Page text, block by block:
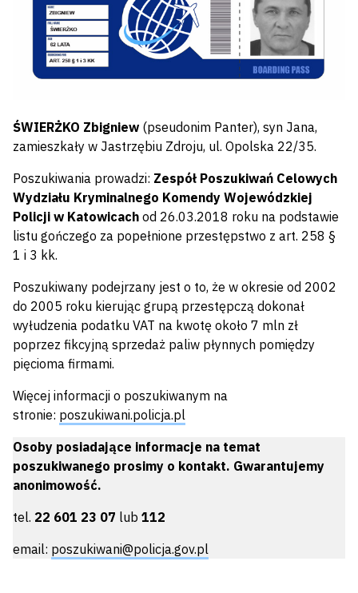
ŚWIERŻKO Zbigniew (pseudonim Panter), syn Jana,
zamieszkały w Jastrzębiu Zdroju, ul. Opolska 22/35.
Poszukiwania prowadzi: Zespół Poszukiwań Celowych
Wydziału Kryminalnego Komendy Wojewódzkiej
Policji w Katowicach od 26.03.2018 roku na podstawie
listu gończego za popełnione przestępstwo z art. 258 §
1 i 3 kk.
Poszukiwany podejrzany jest o to, że w okresie od 2002
do 2005 roku kierując grupą przestępczą dokonał
wyłudzenia podatku VAT na kwotę około 7 mln zł
poprzez fikcyjną sprzedaż paliw płynnych pomiędzy
pięcioma firmami.
Więcej informacji o poszukiwanym na
stronie: poszukiwani.policja.pl
Osoby posiadające informacje na temat
poszukiwanego prosimy o kontakt. Gwarantujemy
anonimowość.
tel. 22 601 23 07 lub 112
email: poszukiwani@policja.gov.pl